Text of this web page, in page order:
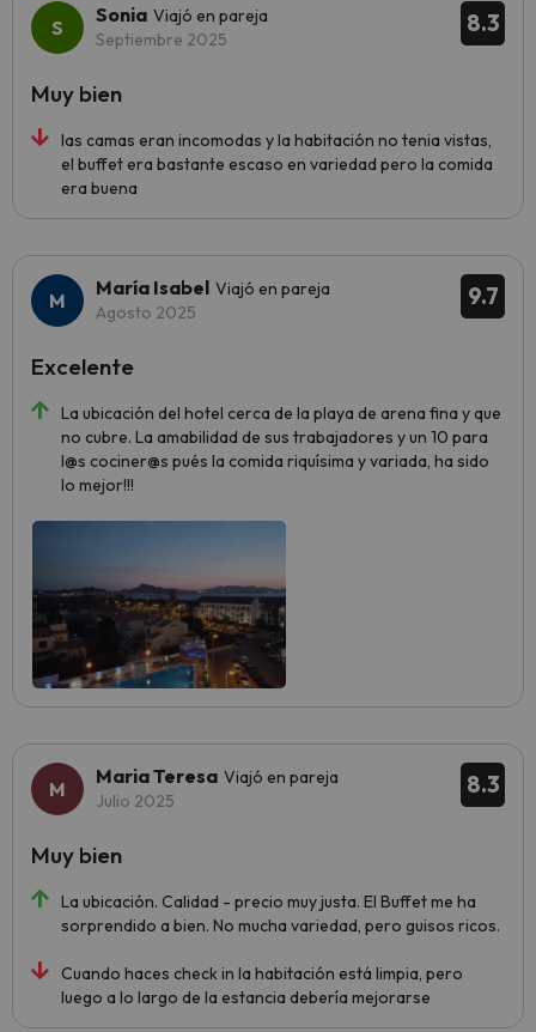
8.3
Sonia Viajó en pareja
Septiembre 2025
las camas eran incomodas y la habitación no tenia vistas,
el buffet era bastante escaso en variedad pero la comida
era buena
Muy bien
9.7
María Isabel Viajó en pareja
Agosto 2025
La ubicación del hotel cerca de la playa de arena fina y que
no cubre. La amabilidad de sus trabajadores y un 10 para
l@s cociner@s pués la comida riquísima y variada, ha sido
lo mejor!!!
Excelente
8.3
Maria Teresa Viajó en pareja
Julio 2025
La ubicación. Calidad - precio muy justa. El Buffet me ha
sorprendido a bien. No mucha variedad, pero guisos ricos.
Cuando haces check in la habitación está limpia, pero
luego a lo largo de la estancia debería mejorarse
Muy bien